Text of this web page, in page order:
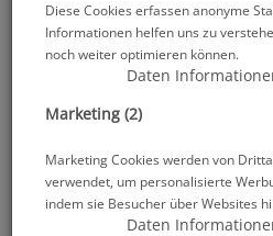
Diese Cookies erfassen anonyme
Informationen helfen uns zu
noch weiter optimieren können.
Daten
Marketing (2)
Marketing Cookies werden von
verwendet, um personalisierte
indem sie Besucher über Websites
Daten